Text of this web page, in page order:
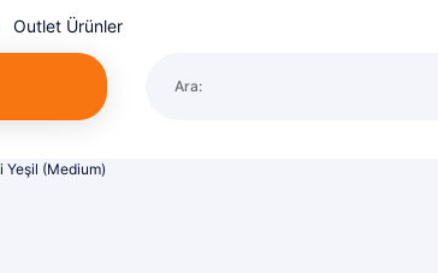
Outlet Ürünler
Ara: